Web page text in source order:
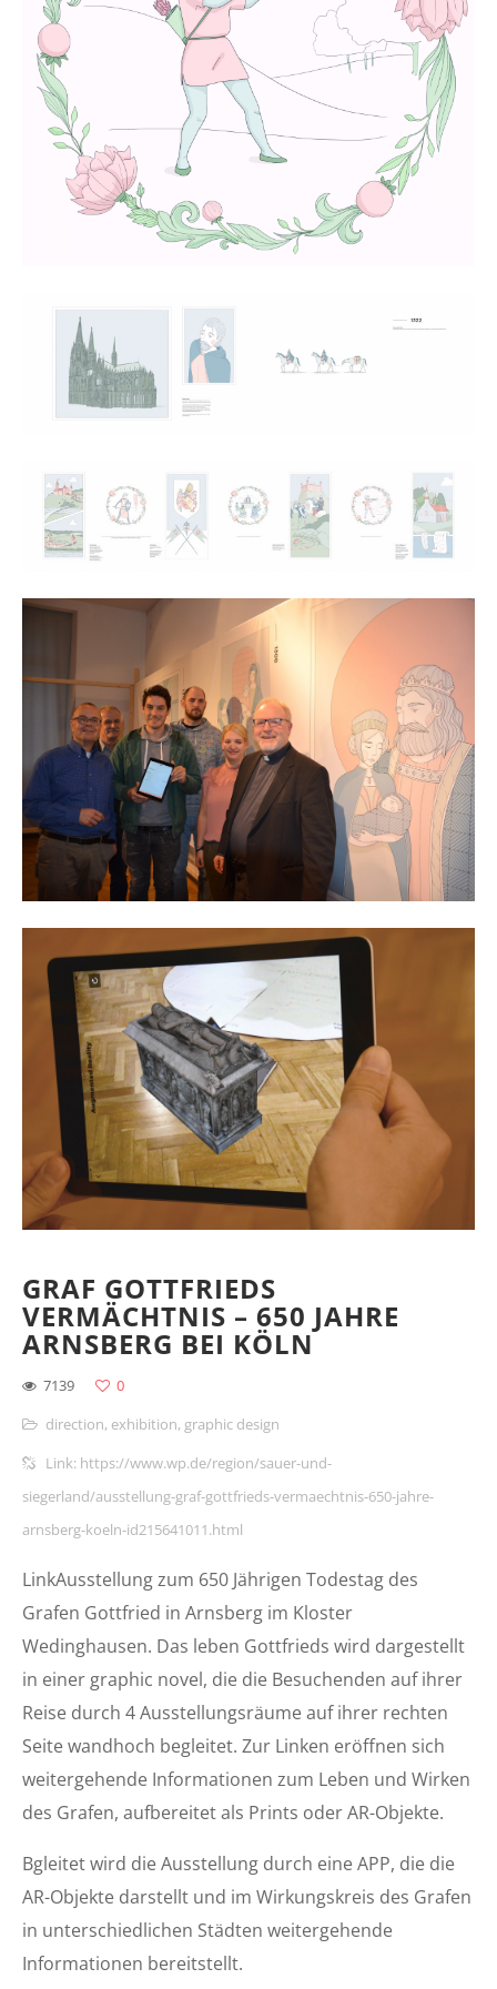
GRAF GOTTFRIEDS
VERMÄCHTNIS – 650 JAHRE
ARNSBERG BEI KÖLN
7139
0
direction, exhibition, graphic design
Link: https://www.wp.de/region/sauer-und-
siegerland/ausstellung-graf-gottfrieds-vermaechtnis-650-jahre-
arnsberg-koeln-id215641011.html
LinkAusstellung zum 650 Jährigen Todestag des
Grafen Gottfried in Arnsberg im Kloster
Wedinghausen. Das leben Gottfrieds wird dargestellt
in einer graphic novel, die die Besuchenden auf ihrer
Reise durch 4 Ausstellungsräume auf ihrer rechten
Seite wandhoch begleitet. Zur Linken eröffnen sich
weitergehende Informationen zum Leben und Wirken
des Grafen, aufbereitet als Prints oder AR-Objekte.
Bgleitet wird die Ausstellung durch eine APP, die die
AR-Objekte darstellt und im Wirkungskreis des Grafen
in unterschiedlichen Städten weitergehende
Informationen bereitstellt.